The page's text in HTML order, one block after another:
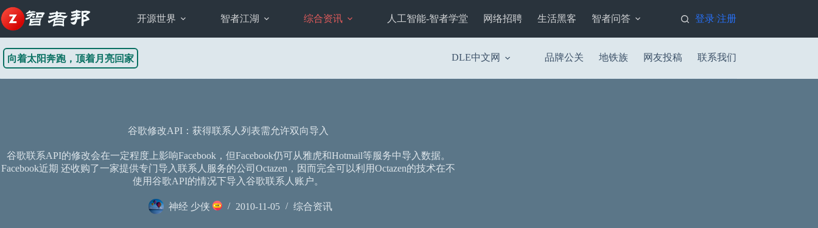
至
内
开源世界 智者江湖 综合资讯 人工智能-智者学堂 网络招聘 生活黑客 智者问答 登录/注册
向着太阳奔跑，顶着月亮回家 DLE中文网 品牌公关 地铁族 网友投稿 联系我们
谷歌修改API：获得联系人列表需允许双向导入
谷歌联系API的修改会在一定程度上影响Facebook，但Facebook仍可从雅虎和Hotmail等服务中导入数据。
Facebook近期 还收购了一家提供专门导入联系人服务的公司Octazen，因而完全可以利用Octazen的技术在不
使用谷歌API的情况下导入谷歌联系人账户。
神经 少侠 2010-11-05 综合资讯